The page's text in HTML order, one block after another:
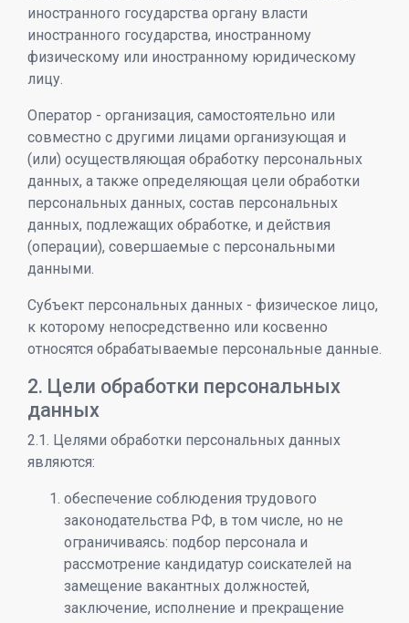
иностранного государства органу власти
иностранного государства, иностранному
физическому или иностранному юридическому
лицу.
Оператор - организация, самостоятельно или
совместно с другими лицами организующая и
(или) осуществляющая обработку персональных
данных, а также определяющая цели обработки
персональных данных, состав персональных
данных, подлежащих обработке, и действия
(операции), совершаемые с персональными
данными.
Субъект персональных данных - физическое лицо,
к которому непосредственно или косвенно
относятся обрабатываемые персональные данные.
2. Цели обработки персональных
данных
2.1. Целями обработки персональных данных
являются:
обеспечение соблюдения трудового
законодательства РФ, в том числе, но не
ограничиваясь: подбор персонала и
рассмотрение кандидатур соискателей на
замещение вакантных должностей,
заключение, исполнение и прекращение